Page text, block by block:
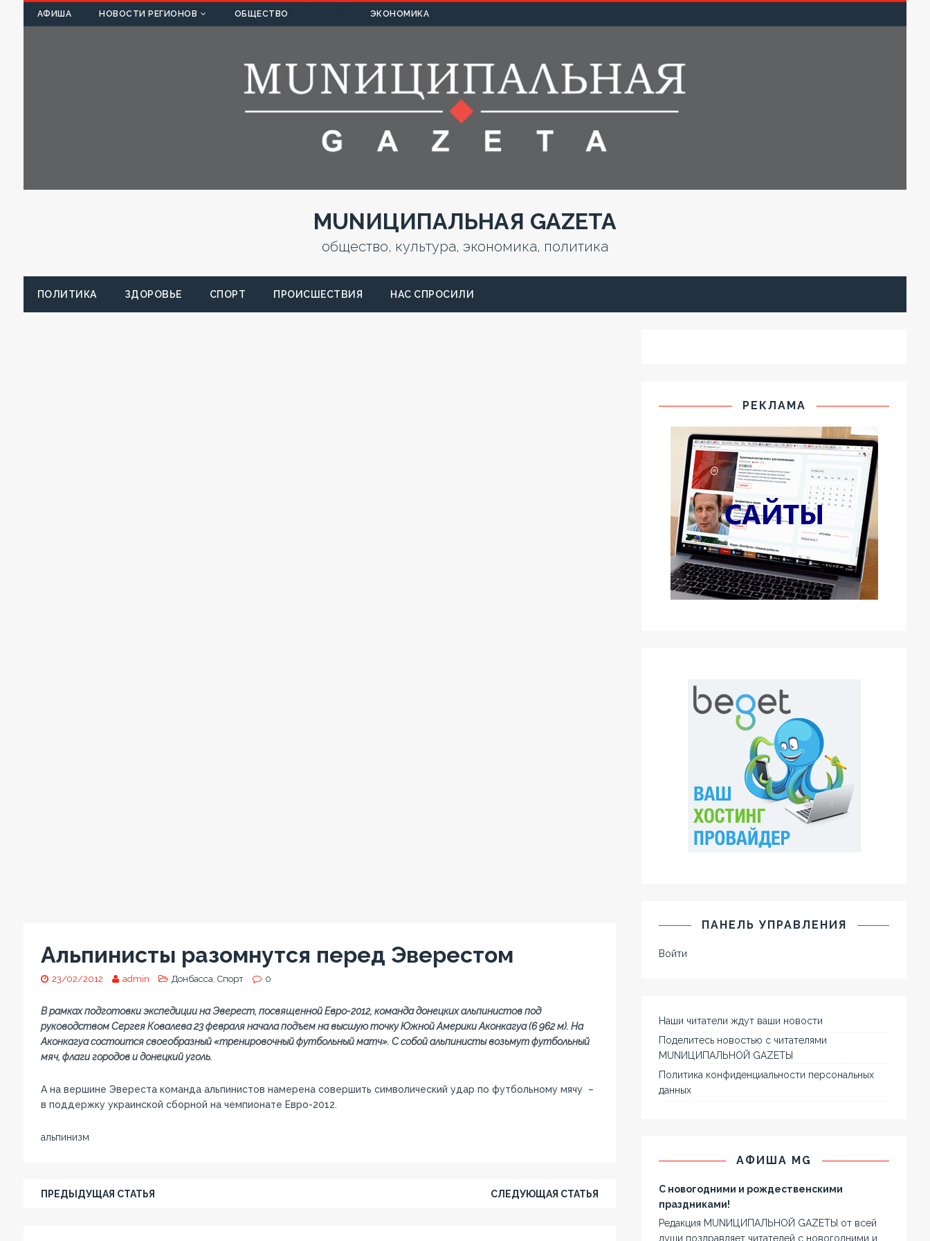
АФИША НОВОСТИ РЕГИОНОВ ОБЩЕСТВО ЭКОНОМИКА
MUNИЦИПАЛЬНАЯ GAZЕТА
общество, культура, экономика, политика
ПОЛИТИКА ЗДОРОВЬЕ СПОРТ ПРОИСШЕСТВИЯ НАС СПРОСИЛИ
Альпинисты разомнутся перед Эверестом
23/02/2012 admin Донбасса Спорт 0
В рамках подготовки экспедиции на Эверест, посвященной Евро-2012, команда донецких альпинистов под
руководством Сергея Ковалева 23 февраля начала подъем на высшую точку Южной Америки Аконкагуа (6 962 м). На
Аконкагуа состоится своеобразный «тренировочный футбольный матч». С собой альпинисты возьмут футбольный
мяч, флаги городов и донецкий уголь.
А на вершине Эвереста команда альпинистов намерена совершить символический удар по футбольному мячу –
в поддержку украинской сборной на чемпионате Евро-2012.
альпинизм
ПРЕДЫДУЩАЯ СТАТЬЯ СЛЕДУЮЩАЯ СТАТЬЯ
РЕКЛАМА
ПАНЕЛЬ УПРАВЛЕНИЯ
Войти
Наши читатели ждут ваши новости
Поделитесь новостью с читателями
MUNИЦИПАЛЬНОЙ GAZЕТЫ
Политика конфиденциальности персональных
данных
АФИША MG
С новогодними и рождественскими
праздниками!
Редакция MUNИЦИПАЛЬНОЙ GAZЕТЫ от всей
души поздравляет читателей с новогодними и